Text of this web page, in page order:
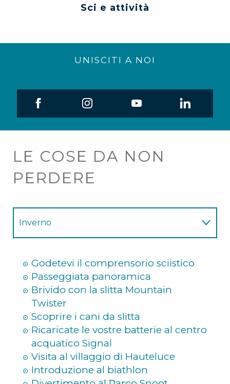
Sci e attività
UNISCITI A NOI
LE COSE DA NON
PERDERE
Inverno
Godetevi il comprensorio sciistico
Passeggiata panoramica
Brivido con la slitta Mountain
Twister
Scoprire i cani da slitta
Ricaricate le vostre batterie al centro
acquatico Signal
Visita al villaggio di Hauteluce
Introduzione al biathlon